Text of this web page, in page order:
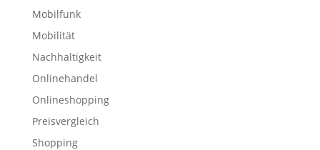
Mobilfunk
Mobilität
Nachhaltigkeit
Onlinehandel
Onlineshopping
Preisvergleich
Shopping